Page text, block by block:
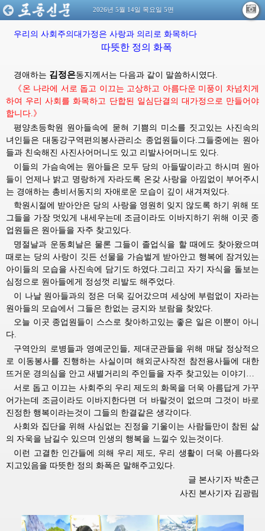
2026년 5월 14일 목요일 5면
우리의 사회주의대가정은 사랑과 의리로 화목하다
따뜻한 정의 화폭
경애하는 김정은동지께서는 다음과 같이 말씀하시였다.
《온 나라에 서로 돕고 이끄는 고상하고 아름다운 미풍이 차넘치게
하여 우리 사회를 화목하고 단합된 일심단결의 대가정으로 만들어야
합니다.》
평양초등학원 원아들속에 묻혀 기쁨의 미소를 짓고있는 사진속의
녀인들은 대동강구역편의봉사관리소 종업원들이다.그들중에는 원아
들과 친숙해진 사진사어머니도 있고 리발사어머니도 있다.
이들의 가슴속에는 원아들은 모두 당의 아들딸이라고 하시며 원아
들이 언제나 밝고 명랑하게 자라도록 온갖 사랑을 아낌없이 부어주시
는 경애하는 총비서동지의 자애로운 모습이 깊이 새겨져있다.
학원시절에 받아안은 당의 사랑을 영원히 잊지 않도록 하기 위해 또
그들을 가장 멋있게 내세우는데 조금이라도 이바지하기 위해 이곳 종
업원들은 원아들을 자주 찾고있다.
명절날과 운동회날은 물론 그들이 졸업식을 할 때에도 찾아왔으며
때로는 당의 사랑이 깃든 선물을 가슴벌게 받아안고 행복에 잠겨있는
아이들의 모습을 사진속에 담기도 하였다.그리고 자기 자식을 돌보는
심정으로 원아들에게 정성껏 리발도 해주었다.
이 나날 원아들과의 정은 더욱 깊어갔으며 세상에 부럼없이 자라는
원아들의 모습에서 그들은 한없는 긍지와 보람을 찾았다.
오늘 이곳 종업원들이 스스로 찾아하고있는 좋은 일은 이뿐이 아니
다.
구역안의 로병들과 영예군인들, 제대군관들을 위해 매달 정상적으
로 이동봉사를 진행하는 사실이며 해외군사작전 참전용사들에 대한
뜨거운 경의심을 안고 새별거리의 주인들을 자주 찾고있는 이야기…
서로 돕고 이끄는 사회주의 우리 제도의 화목을 더욱 아름답게 가꾸
어가는데 조금이라도 이바지한다면 더 바랄것이 없으며 그것이 바로
진정한 행복이라는것이 그들의 한결같은 생각이다.
사회와 집단을 위해 사심없는 진정을 기울이는 사람들만이 참된 삶
의 자욱을 남길수 있으며 인생의 행복을 느낄수 있는것이다.
이런 고결한 인간들에 의해 우리 제도, 우리 생활이 더욱 아름다와
지고있음을 따뜻한 정의 화폭은 말해주고있다.
글 본사기자 박춘근
사진 본사기자 김광림